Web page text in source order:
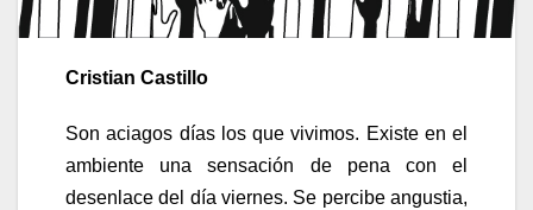
Cristian Castillo
Son aciagos días los que vivimos. Existe en el
ambiente una sensación de pena con el
desenlace del día viernes. Se percibe angustia,